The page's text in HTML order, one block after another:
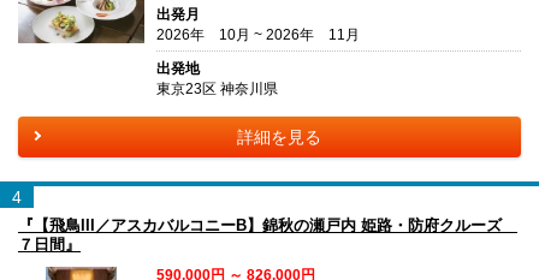
出発月
2026年 10月 ~ 2026年 11月
出発地
東京23区 神奈川県
詳細を見る
4
『【飛鳥III／アスカバルコニーB】錦秋の瀬戸内 姫路・防府クルーズ
７日間』
590,000円 ～ 826,000円